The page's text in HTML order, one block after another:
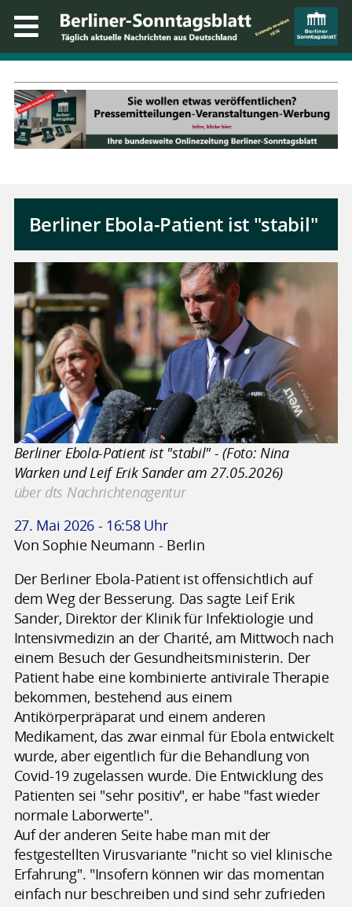
Berliner Ebola-Patient ist "stabil"
Berliner Ebola-Patient ist "stabil" - (Foto: Nina
Warken und Leif Erik Sander am 27.05.2026)
über dts Nachrichtenagentur
27. Mai 2026 - 16:58 Uhr
Von Sophie Neumann - Berlin
Der Berliner Ebola-Patient ist offensichtlich auf
dem Weg der Besserung. Das sagte Leif Erik
Sander, Direktor der Klinik für Infektiologie und
Intensivmedizin an der Charité, am Mittwoch nach
einem Besuch der Gesundheitsministerin. Der
Patient habe eine kombinierte antivirale Therapie
bekommen, bestehend aus einem
Antikörperpräparat und einem anderen
Medikament, das zwar einmal für Ebola entwickelt
wurde, aber eigentlich für die Behandlung von
Covid-19 zugelassen wurde. Die Entwicklung des
Patienten sei "sehr positiv", er habe "fast wieder
normale Laborwerte".
Auf der anderen Seite habe man mit der
festgestellten Virusvariante "nicht so viel klinische
Erfahrung". "Insofern können wir das momentan
einfach nur beschreiben und sind sehr zufrieden